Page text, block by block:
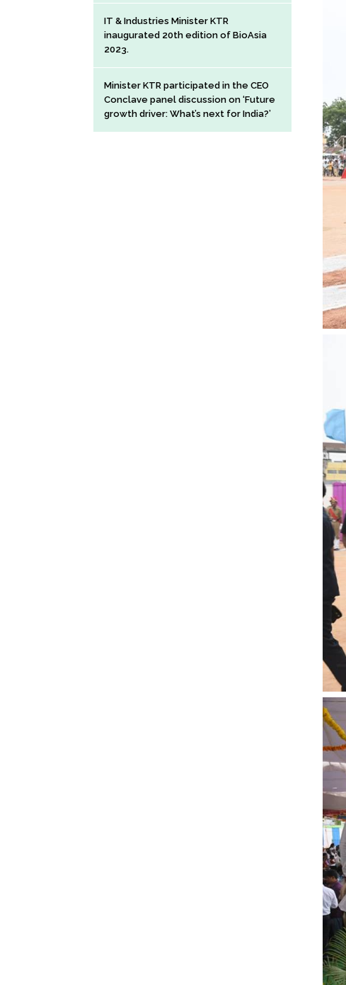
IT & Industries Minister KTR
inaugurated 20th edition of BioAsia
2023.
Minister KTR participated in the CEO
Conclave panel discussion on ‘Future
growth driver: What’s next for India?’